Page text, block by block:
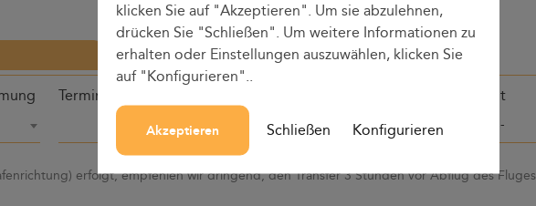
Termine Rundenzeit
erfolgt, empfehlen wir dringend, den Transfer 3 Stunden vor Abflug des Fluges
klicken Sie auf "Akzeptieren". Um sie abzulehnen,
drücken Sie "Schließen". Um weitere Informationen zu
erhalten oder Einstellungen auszuwählen, klicken Sie
auf "Konfigurieren"..
Akzeptieren Schließen Konfigurieren